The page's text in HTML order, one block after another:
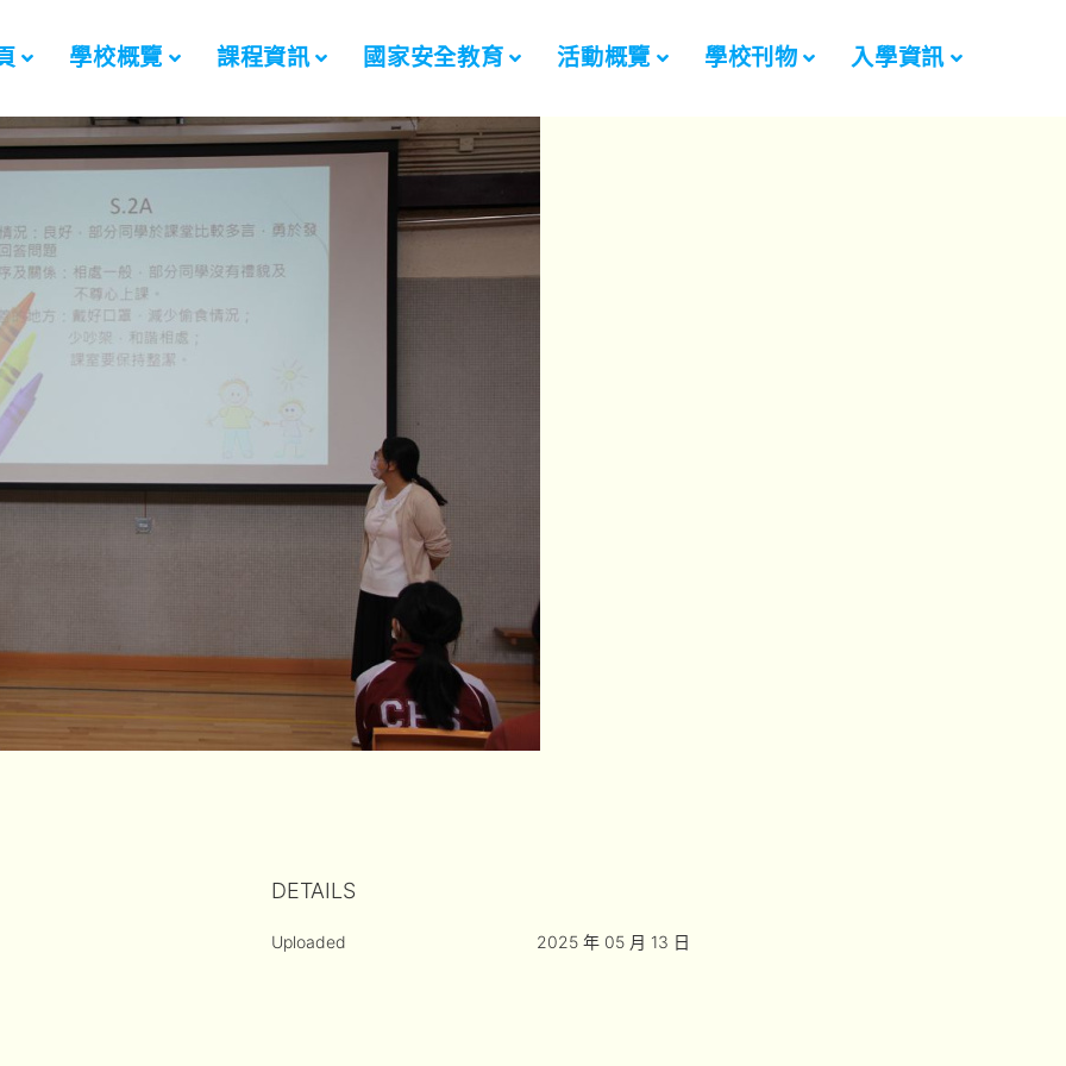
學校概覽 課程資訊 國家安全教育 活動概覽 學校刊物 入學資訊
DETAILS
Uploaded 2025 年 05 月 13 日